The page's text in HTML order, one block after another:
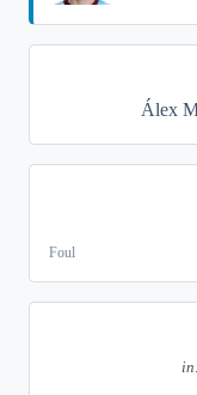
Álex
Foul